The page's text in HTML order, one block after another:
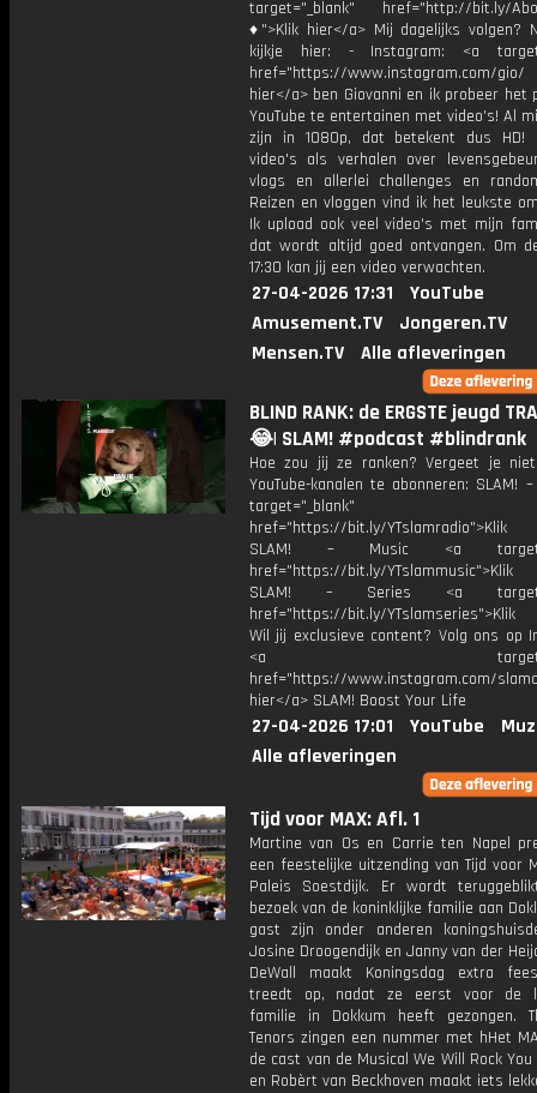
target="_blank" href="http://bit.ly/
♦">Klik hier</a> Mij dagelijks volgen?
kijkje hier: - Instagram: <a
href="https://www.instagram.com/
hier</a> ben Giovanni en ik probeer het
YouTube te entertainen met video's! Al
zijn in 1080p, dat betekent dus HD!
video's als verhalen over
vlogs en allerlei challenges en
Reizen en vloggen vind ik het leukste
Ik upload ook veel video's met mijn
dat wordt altijd goed ontvangen. Om
17:30 kan jij een video verwachten.
27-04-2026 17:31
YouTube
Amusement.TV
Jongeren.TV
Mensen.TV
Alle afleveringen
BLIND RANK: de ERGSTE jeugd
😂| SLAM! #podcast #blindrank
Hoe zou jij ze ranken? Vergeet je
YouTube-kanalen te abonneren: SLAM!
target="_blank"
href="https://bit.ly/
SLAM! – Music <a
href="https://bit.ly/
SLAM! – Series <a
href="https://bit.ly/
Wil jij exclusieve content? Volg ons op
<a
href="https://www.instagram.com/
hier</a> SLAM! Boost Your Life
27-04-2026 17:01 YouTube
Alle afleveringen
Tijd voor MAX: Afl. 1
Martine van Os en Carrie ten Napel
een feestelijke uitzending van Tijd voor
Paleis Soestdijk. Er wordt
bezoek van de koninklijke familie aan
gast zijn onder anderen
Josine Droogendijk en Janny van der
DeWall maakt Koningsdag extra
treedt op, nadat ze eerst voor de
familie in Dokkum heeft gezongen.
Tenors zingen een nummer met hHet
de cast van de Musical We Will Rock
en Robèrt van Beckhoven maakt iets